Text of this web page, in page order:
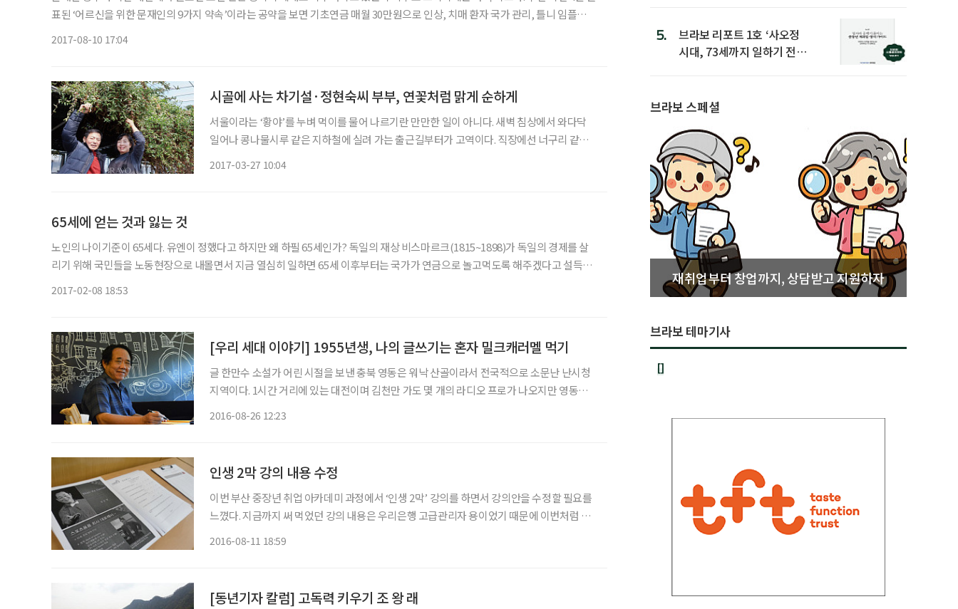
표된 ‘어르신을 위한 문재인의 9가지 약속’이라는 공약을 보면 기초연금 매월 30만원으로 인상, 치매 환자 국가 관리, 틀니 임플란트
2017-08-10 17:04
시골에 사는 차기설·정현숙씨 부부, 연꽃처럼 맑게 순하게
서울이라는 ‘황야’를 누벼 먹이를 물어 나르기란 만만한 일이 아니다. 새벽 침상에서 와다닥
일어나 콩나물시루 같은 지하철에 실려 가는 출근길부터가 고역이다. 직장에선 너구리 같은
2017-03-27 10:04
65세에 얻는 것과 잃는 것
노인의 나이기준이 65세다. 유엔이 정했다고 하지만 왜 하필 65세인가? 독일의 재상 비스마르크(1815~1898)가 독일의 경제를 살
리기 위해 국민들을 노동현장으로 내몰면서 지금 열심히 일하면 65세 이후부터는 국가가 연금으로 놀고먹도록 해주겠다고 설득한
2017-02-08 18:53
[우리 세대 이야기] 1955년생, 나의 글쓰기는 혼자 밀크캐러멜 먹기
글 한만수 소설가 어린 시절을 보낸 충북 영동은 워낙 산골이라서 전국적으로 소문난 난시청
지역이다. 1시간 거리에 있는 대전이며 김천만 가도 몇 개의 라디오 프로가 나오지만 영동은
2016-08-26 12:23
인생 2막 강의 내용 수정
이번 부산 중장년 취업 아카데미 과정에서 ‘인생 2막’ 강의를 하면서 강의안을 수정할 필요를
느꼈다. 지금까지 써 먹었던 강의 내용은 우리은행 고급관리자 용이었기 때문에 이번처럼 블
2016-08-11 18:59
[동년기자 칼럼] 고독력 키우기 조 왕 래
5.
브라보 리포트 1호 ‘사오정
시대, 73세까지 일하기 전략’
브라보 스페셜
재취업부터 창업까지, 상담받고 지원하자
브라보 테마기사
[]